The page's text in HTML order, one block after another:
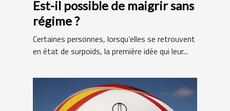
Est-il possible de maigrir sans
régime ?
Certaines personnes, lorsqu’elles se retrouvent
en état de surpoids, la première idée qui leur...